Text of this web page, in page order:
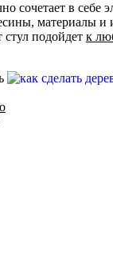
сочетает в себе
материалы и
подойдет к